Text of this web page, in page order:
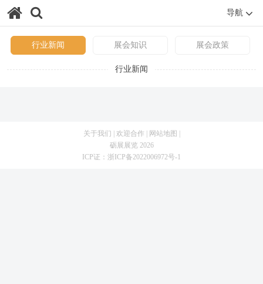
导航
行业新闻 展会知识 展会政策
行业新闻
关于我们 欢迎合作 网站地图
砺展展览 2026
ICP证： 浙ICP备2022006972号-1